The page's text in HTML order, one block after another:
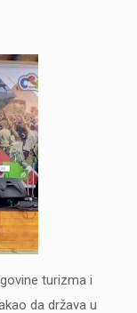
turizma i
da država u